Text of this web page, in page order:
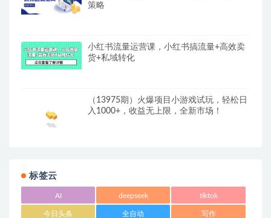
策略
小红书流量运营课，小红书搞流量+高效卖
货+私域转化
（13975期）火爆项目小游戏试玩，轻松日
入1000+，收益无上限，全新市场！
标签云
AI deepseek tiktok
今日头条 全自动 写作